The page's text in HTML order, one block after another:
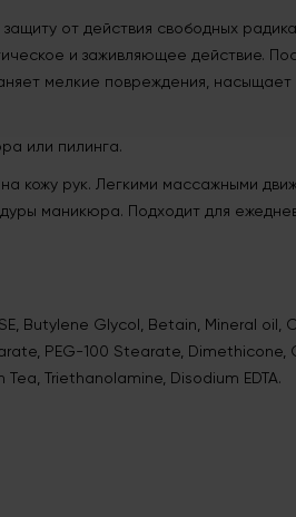
от действия свободных
и заживляющее действие.
мелкие повреждения, насыщает
или пилинга.
кожу рук. Легкими массажными
маникюра. Подходит для
Butylene Glycol, Betain, Mineral oil,
PEG-100 Stearate, Dimethicone,
Triethanolamine, Disodium EDTA.